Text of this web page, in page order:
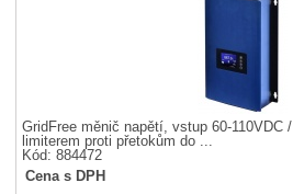
GridFree měnič napětí, vstup 60-110VDC
limiterem proti přetokům do ...
Kód: 884472
Cena s DPH